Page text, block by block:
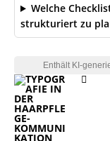
Welche
strukturiert zu